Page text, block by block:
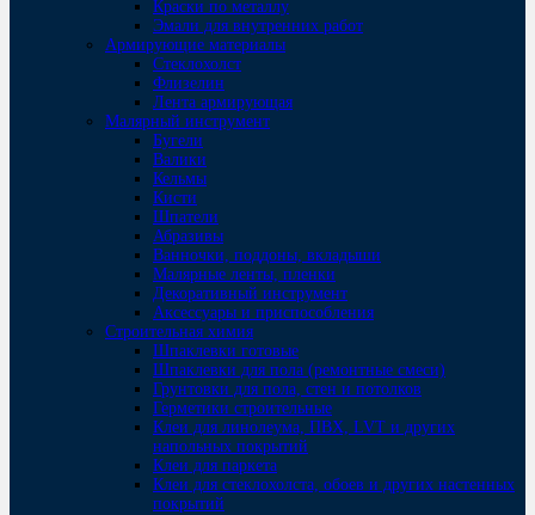
Краски по металлу
Эмали для внутренних работ
Армирующие материалы
Стеклохолст
Флизелин
Лента армирующая
Малярный инструмент
Бугели
Валики
Кельмы
Кисти
Шпатели
Абразивы
Ванночки, поддоны, вкладыши
Малярные ленты, пленки
Декоративный инструмент
Аксессуары и приспособления
Строительная химия
Шпаклевки готовые
Шпаклевки для пола (ремонтные смеси)
Грунтовки для пола, стен и потолков
Герметики строительные
Клеи для линолеума, ПВХ, LVT и других
напольных покрытий
Клеи для паркета
Клеи для стеклохолста, обоев и других настенных
покрытий